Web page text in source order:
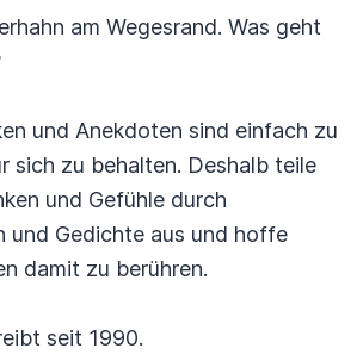
am Wegesrand. Was geht
und Anekdoten sind einfach zu
sich zu behalten. Deshalb teile
und Gefühle durch
und Gedichte aus und hoffe
damit zu berühren.
seit 1990.